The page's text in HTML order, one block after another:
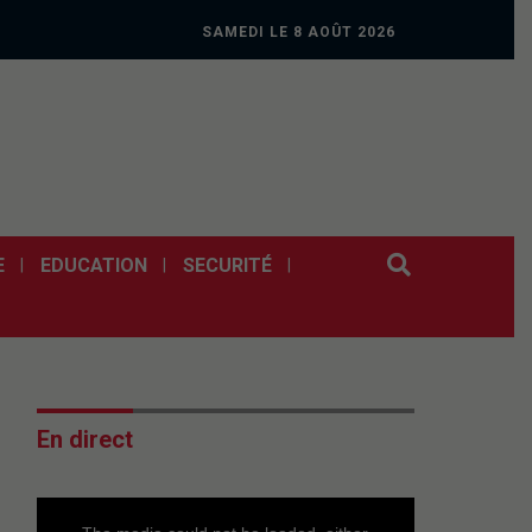
SAMEDI LE 8 AOÛT 2026
EDUCATION SECURITÉ
En direct